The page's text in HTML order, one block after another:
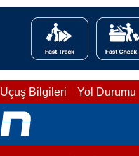
Uçuş Bilgileri Yol Durumu